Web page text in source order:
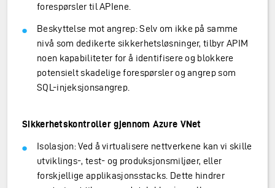
forespørsler til APIene.
Beskyttelse mot angrep: Selv om ikke på samme
nivå som dedikerte sikkerhetsløsninger, tilbyr APIM
noen kapabiliteter for å identifisere og blokkere
potensielt skadelige forespørsler og angrep som
SQL-injeksjonsangrep.
Sikkerhetskontroller gjennom Azure VNet
Isolasjon: Ved å virtualisere nettverkene kan vi skille
utviklings-, test- og produksjonsmiljøer, eller
forskjellige applikasjonsstacks. Dette hindrer